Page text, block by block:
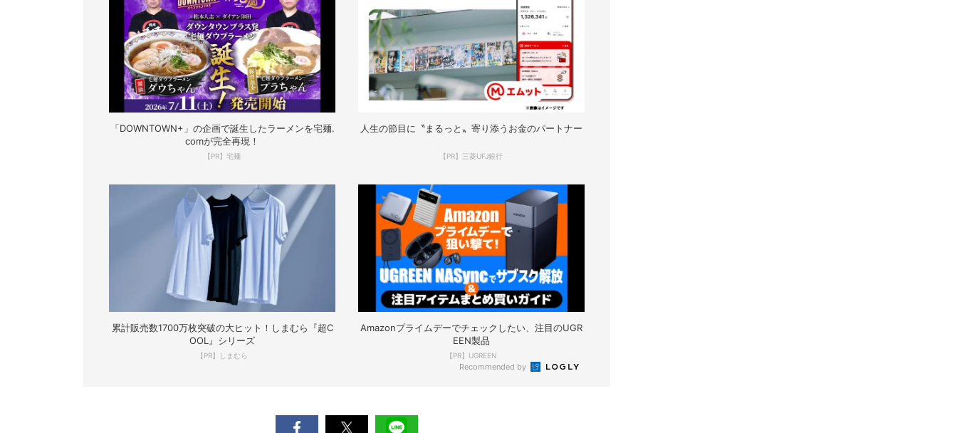
「DOWNTOWN+」の企画で誕生したラーメンを宅麺.
comが完全再現！
【PR】宅麺
人生の節目に〝まるっと〟寄り添うお金のパートナー
【PR】三菱UFJ銀行
累計販売数1700万枚突破の大ヒット！しまむら『超C
OOL』シリーズ
【PR】しまむら
Amazonプライムデーでチェックしたい、注目のUGR
EEN製品
【PR】UGREEN
Recommended by